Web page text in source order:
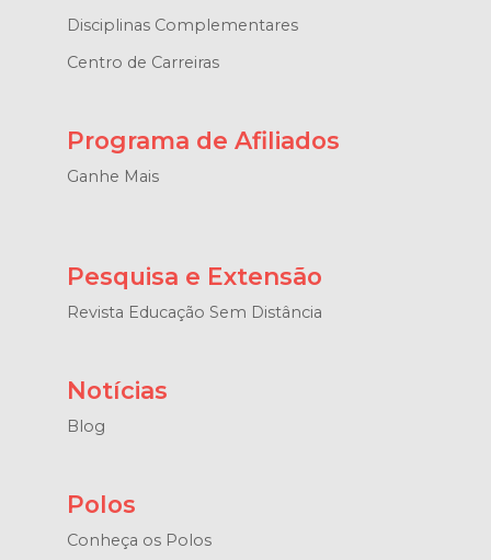
Disciplinas Complementares
Centro de Carreiras
Programa de Afiliados
Ganhe Mais
Pesquisa e Extensão
Revista Educação Sem Distância
Notícias
Blog
Polos
Conheça os Polos